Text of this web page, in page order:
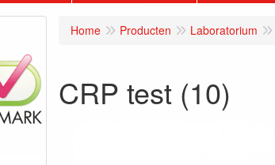
Home Producten Laboratorium
CRP test (10)